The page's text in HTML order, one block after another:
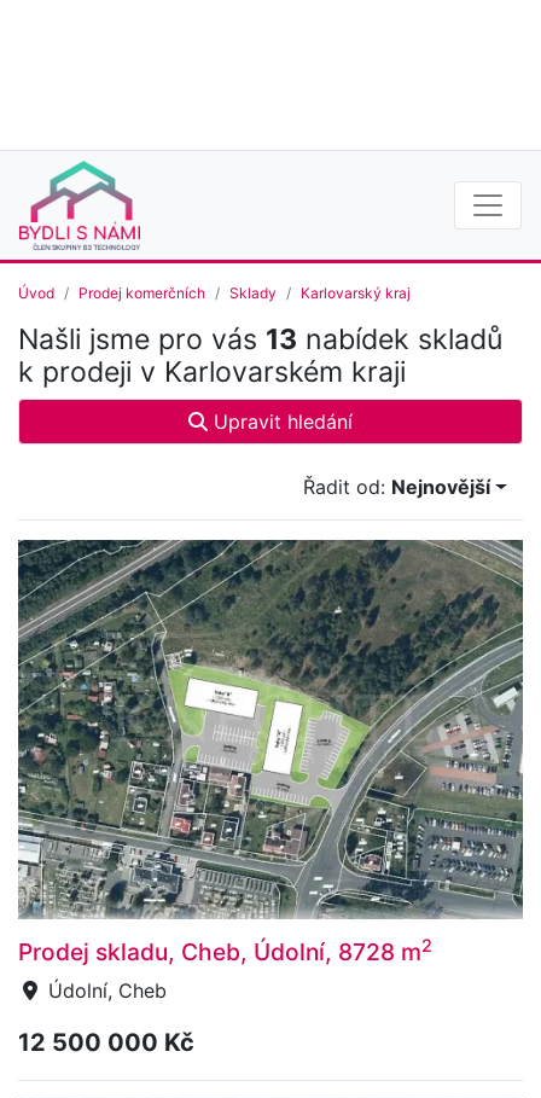
Úvod Prodej komerčních Sklady Karlovarský kraj
Našli jsme pro vás 13 nabídek skladů
k prodeji v Karlovarském kraji
Upravit hledání
Řadit od: Nejnovější
Prodej skladu, Cheb, Údolní, 8728 m2
Údolní, Cheb
12 500 000 Kč